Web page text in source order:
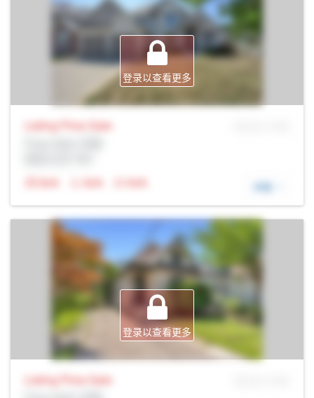
登录以查看更多
Listing Price Sale
N/A
N/A N/A 详细
登录以查看更多
Listing Price Sale